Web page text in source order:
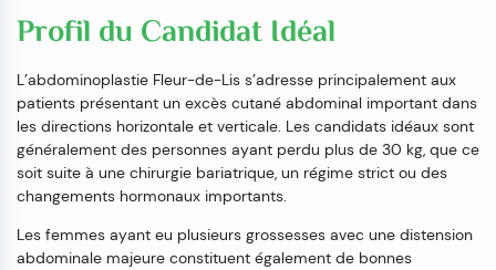
Profil du Candidat Idéal
L’abdominoplastie Fleur-de-Lis s’adresse principalement aux
patients présentant un excès cutané abdominal important dans
les directions horizontale et verticale. Les candidats idéaux sont
généralement des personnes ayant perdu plus de 30 kg, que ce
soit suite à une chirurgie bariatrique, un régime strict ou des
changements hormonaux importants.
Les femmes ayant eu plusieurs grossesses avec une distension
abdominale majeure constituent également de bonnes